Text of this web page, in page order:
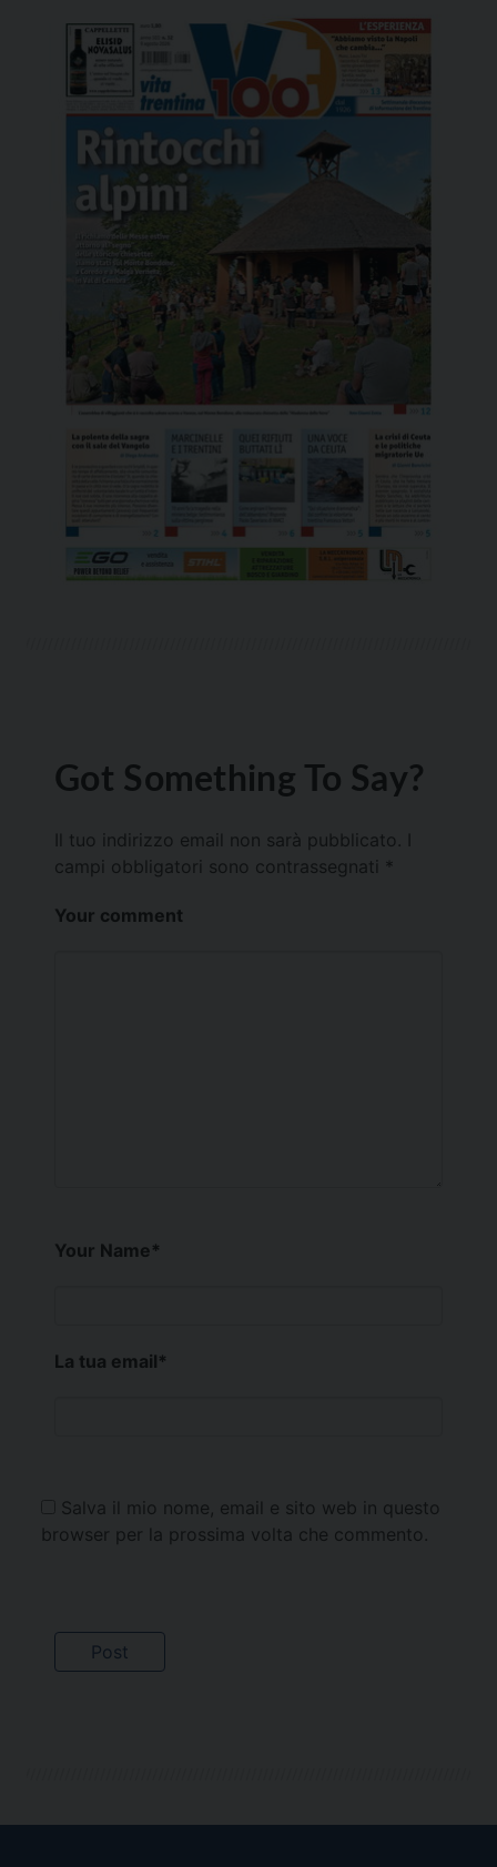
Got Something To Say?
Il tuo indirizzo email non sarà pubblicato.
campi obbligatori sono contrassegnati *
Your comment
Your Name*
La tua email*
Salva il mio nome, email e sito web in questo
browser per la prossima volta che commento.